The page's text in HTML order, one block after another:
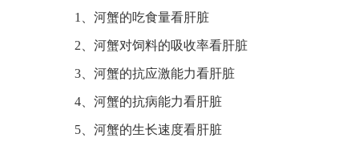
1、河蟹的吃食量看肝脏
2、河蟹对饲料的吸收率看肝脏
3、河蟹的抗应激能力看肝脏
4、河蟹的抗病能力看肝脏
5、河蟹的生长速度看肝脏